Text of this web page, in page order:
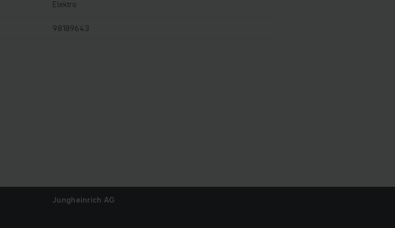
Elektro
98189643
Jungheinrich AG